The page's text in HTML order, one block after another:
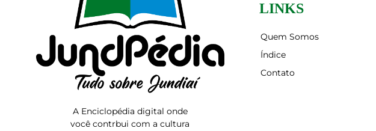
A Enciclopédia digital onde
você contrbui com a cultura
LINKS
Quem Somos
Índice
Contato